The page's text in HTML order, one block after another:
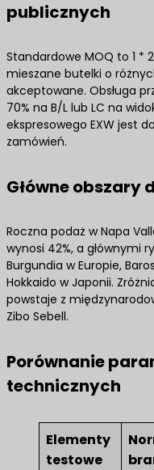
publicznych
Standardowe MOQ to 1 *
mieszane butelki o
akceptowane. Obsługa
70% na B/L lub LC na
ekspresowego EXW jest
zamówień.
Główne obszary
Roczna podaż w Napa
wynosi 42%, a głównymi
Burgundia w Europie,
Hokkaido w Japonii.
powstaje z
Zibo Sebell.
Porównanie
technicznych
Elementy
testowe